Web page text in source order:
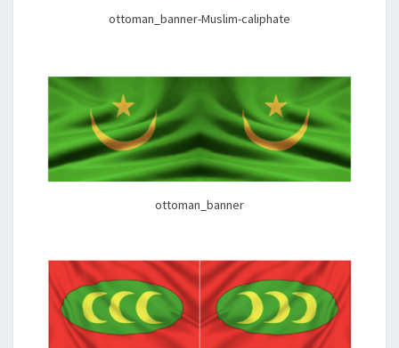
ottoman_banner-Muslim-caliphate
ottoman_banner